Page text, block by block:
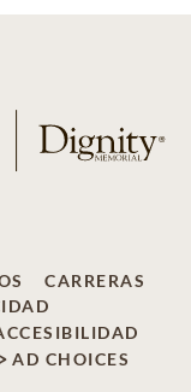
CARRERAS
AD CHOICES